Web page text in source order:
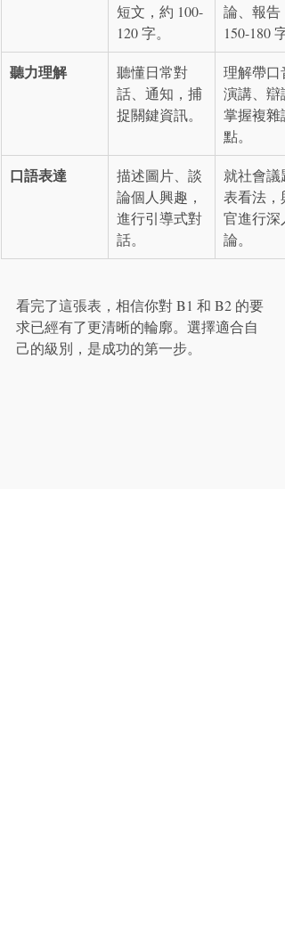
短文，約 100-
120 字。
論、報告
150-180
聽力理解
聽懂日常對
話、通知，捕
捉關鍵資訊。
理解帶口
演講、辯
掌握複雜論
點。
口語表達
描述圖片、談
論個人興趣，
進行引導式對
話。
就社會議
表看法，
官進行深
論。
看完了這張表，相信你對 B1 和 B2 的要
求已經有了更清晰的輪廓。選擇適合自
己的級別，是成功的第一步。